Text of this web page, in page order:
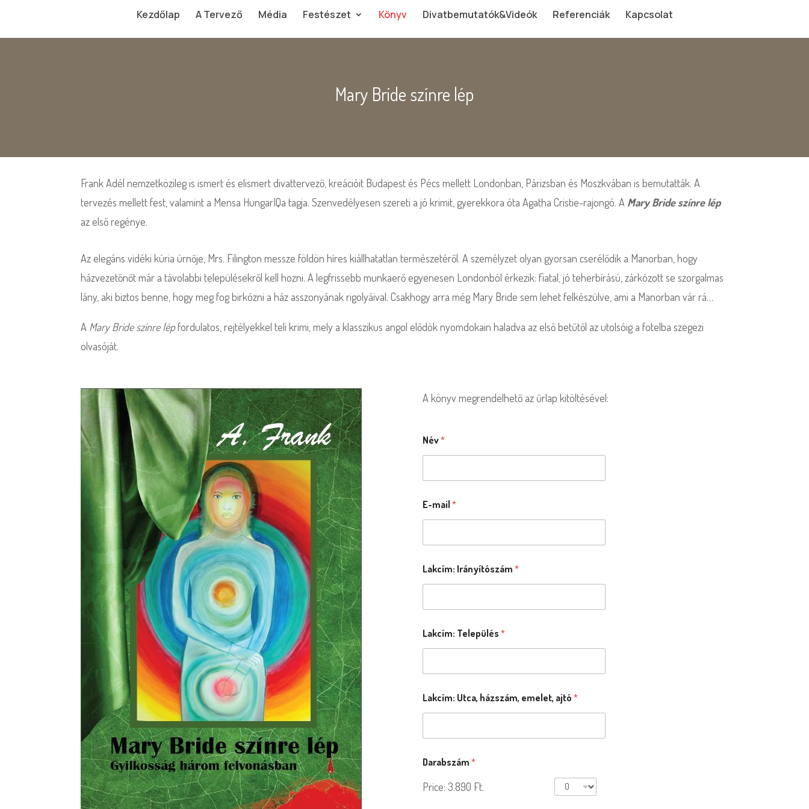
Kezdőlap A Tervező Média Festészet Könyv Divatbemutatók&Videók Referenciák Kapcsolat
Mary Bride színre lép
Frank Adél nemzetközileg is ismert és elismert divattervező, kreációit Budapest és Pécs mellett Londonban, Párizsban és Moszkvában is bemutatták. A
tervezés mellett fest, valamint a Mensa HungarIQa tagja. Szenvedélyesen szereti a jó krimit, gyerekkora óta Agatha Cristie-rajongó. A Mary Bride színre lép
az első regénye.
Az elegáns vidéki kúria úrnője, Mrs. Filington messze földön híres kiállhatatlan természetéről. A személyzet olyan gyorsan cserélődik a Manorban, hogy
házvezetőnőt már a távolabbi településekről kell hozni. A legfrissebb munkaerő egyenesen Londonból érkezik: fiatal, jó teherbírású, zárkózott se szorgalmas
lány, aki biztos benne, hogy meg fog birkózni a ház asszonyának rigolyáival. Csakhogy arra még Mary Bride sem lehet felkészülve, ami a Manorban vár rá…
A Mary Bride színre lépfordulatos, rejtélyekkel teli krimi, mely a klasszikus angol elődök nyomdokain haladva az első betűtől az utolsóig a fotelba szegezi
olvasóját.
A könyv megrendelhető az űrlap kitöltésével:
Név*
E-mail *
Lakcím: Irányítószám *
Lakcím: Település *
Lakcím: Utca, házszám, emelet, ajtó *
Darabszám *
Price: 3.890 Ft.